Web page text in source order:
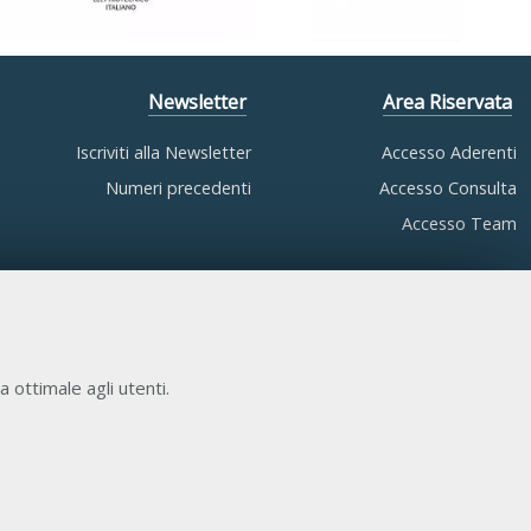
ottimale agli utenti.
Newsletter
Iscriviti alla Newsletter
Numeri precedenti
Area Riservata
Accesso Aderenti
Accesso Consulta
Accesso Team